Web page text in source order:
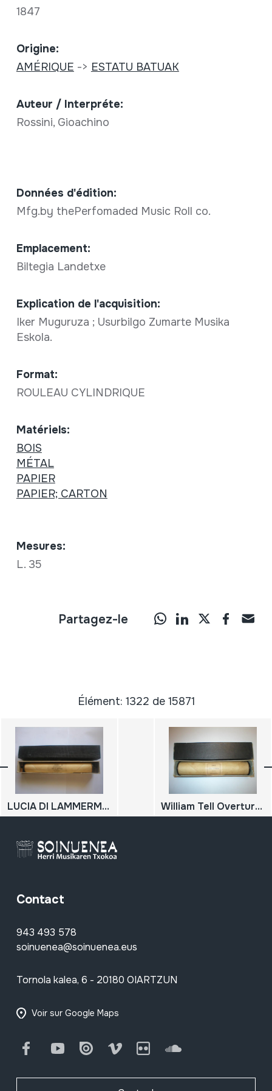
1847
Origine:
AMÉRIQUE -> ESTATU BATUAK
Auteur / Interpréte:
Rossini, Gioachino
Données d'édition:
Mfg.by thePerfomaded Music Roll co.
Emplacement:
Biltegia Landetxe
Explication de l'acquisition:
Iker Muguruza ; Usurbilgo Zumarte Musika
Eskola.
Format:
ROULEAU CYLINDRIQUE
Matériels:
BOIS
MÉTAL
PAPIER
PAPIER; CARTON
Mesures:
L. 35
Partagez-le
Élément: 1322 de 15871
LUCIA DI LAMMERMOOR; Sextett: Chi mi Frena William Tell Overture; Rossini
Contact
943 493 578
soinuenea@soinuenea.eus
Tornola kalea, 6 - 20180 OIARTZUN
Voir sur Google Maps
FacebookYoutube Issuu Vimeo Flickr SoundCloud